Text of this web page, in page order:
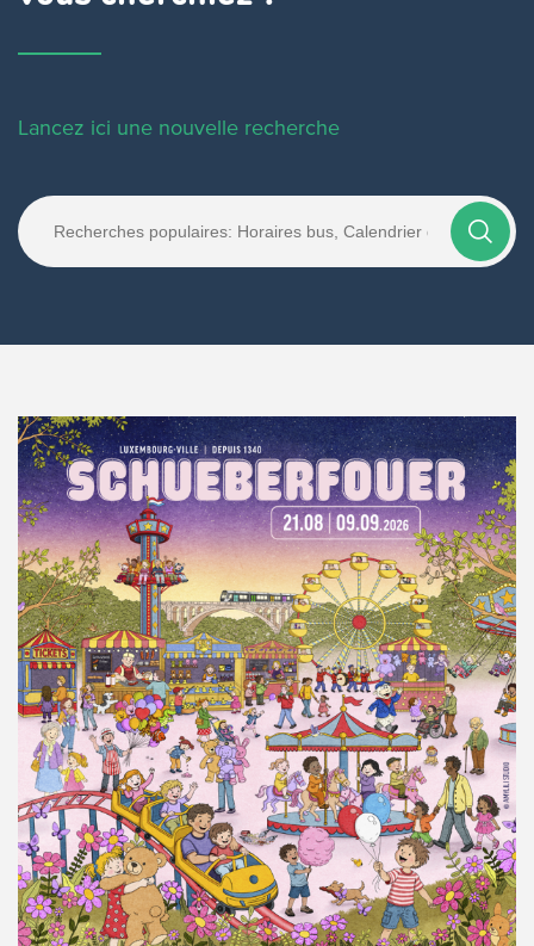
Lancez ici une nouvelle recherche